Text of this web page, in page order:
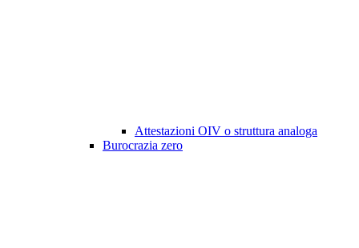
Attestazioni OIV o struttura analoga
Burocrazia zero